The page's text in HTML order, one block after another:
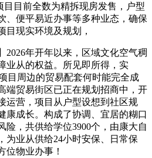
目前全数为精拆现房发售，户型
、便平易近办事等多种业态，确保
目现实环境及规划，
年开年以来，区域文化空气稠
业从的权益。所见即所得，实
目周边的贸易配套何时能完全成
端贸易街区已正在规划招商中，开
运营，项目从户型设想到社区规
康成长。构成了协调、宜居的糊口
险，共供给学位3900个，由康大自
业从供给24小时安保、日常保
位物业办事！